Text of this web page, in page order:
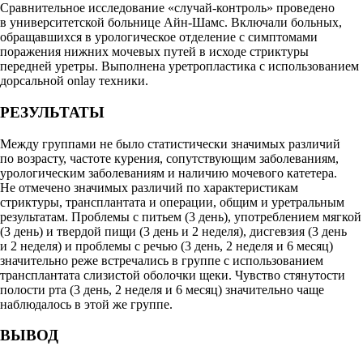
Сравнительное исследование «случай-контроль» проведено
в университетской больнице Айн-Шамс. Включали больных,
обращавшихся в урологическое отделение с симптомами
поражения нижних мочевых путей в исходе стриктуры
передней уретры. Выполнена уретропластика с использованием
дорсальной onlay техники.
РЕЗУЛЬТАТЫ
Между группами не было статистически значимых различий
по возрасту, частоте курения, сопутствующим заболеваниям,
урологическим заболеваниям и наличию мочевого катетера.
Не отмечено значимых различий по характеристикам
стриктуры, трансплантата и операции, общим и уретральным
результатам. Проблемы с питьем (3 день), употреблением мягкой
(3 день) и твердой пищи (3 день и 2 неделя), дисгевзия (3 день
и 2 неделя) и проблемы с речью (3 день, 2 неделя и 6 месяц)
значительно реже встречались в группе с использованием
трансплантата слизистой оболочки щеки. Чувство стянутости
полости рта (3 день, 2 неделя и 6 месяц) значительно чаще
наблюдалось в этой же группе.
ВЫВОД